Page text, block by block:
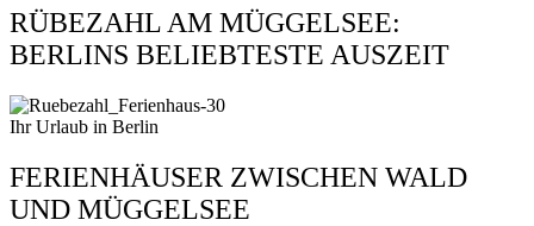
RÜBEZAHL AM MÜGGELSEE:
BERLINS BELIEBTESTE AUSZEIT
Ihr Urlaub in Berlin
FERIENHÄUSER ZWISCHEN WALD
UND MÜGGELSEE